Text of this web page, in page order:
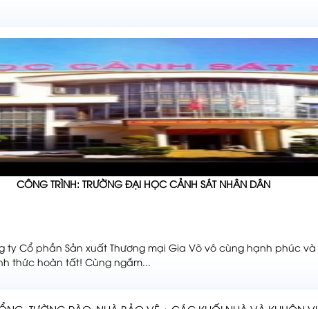
CÔNG TRÌNH: TRƯỜNG ĐẠI HỌC CẢNH SÁT NHÂN DÂN
ty Cổ phần Sản xuất Thương mại Gia Võ vô cùng hạnh
thức hoàn tất! Cùng ngắm...